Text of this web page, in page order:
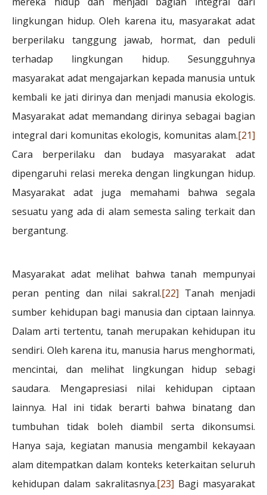
lingkungan hidup. Oleh karena itu, masyarakat adat
berperilaku tanggung jawab, hormat, dan peduli
terhadap lingkungan hidup. Sesungguhnya
masyarakat adat mengajarkan kepada manusia untuk
kembali ke jati dirinya dan menjadi manusia ekologis.
Masyarakat adat memandang dirinya sebagai bagian
integral dari komunitas ekologis, komunitas alam.[21]
Cara berperilaku dan budaya masyarakat adat
dipengaruhi relasi mereka dengan lingkungan hidup.
Masyarakat adat juga memahami bahwa segala
sesuatu yang ada di alam semesta saling terkait dan
bergantung.
Masyarakat adat melihat bahwa tanah mempunyai
peran penting dan nilai sakral.[22] Tanah menjadi
sumber kehidupan bagi manusia dan ciptaan lainnya.
Dalam arti tertentu, tanah merupakan kehidupan itu
sendiri. Oleh karena itu, manusia harus menghormati,
mencintai, dan melihat lingkungan hidup sebagi
saudara. Mengapresiasi nilai kehidupan ciptaan
lainnya. Hal ini tidak berarti bahwa binatang dan
tumbuhan tidak boleh diambil serta dikonsumsi.
Hanya saja, kegiatan manusia mengambil kekayaan
alam ditempatkan dalam konteks keterkaitan seluruh
kehidupan dalam sakralitasnya.[23] Bagi masyarakat